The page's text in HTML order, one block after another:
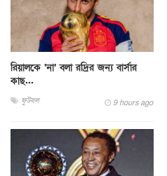
রিয়ালকে ‘না’ বলা রদ্রির জন্য বার্সার
কাছ...
ফুটবল 9 hours ago